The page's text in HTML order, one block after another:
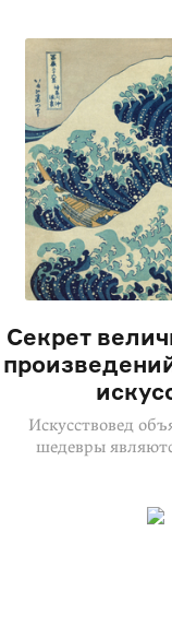
Секрет
Искусствовед
шедевры